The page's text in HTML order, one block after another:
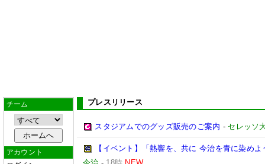
チーム
アカウント
プレスリリース
スタジアムでのグッズ販売のご案内 - セレッソ
【イベント】「熱響を、共に 今治を青に染め